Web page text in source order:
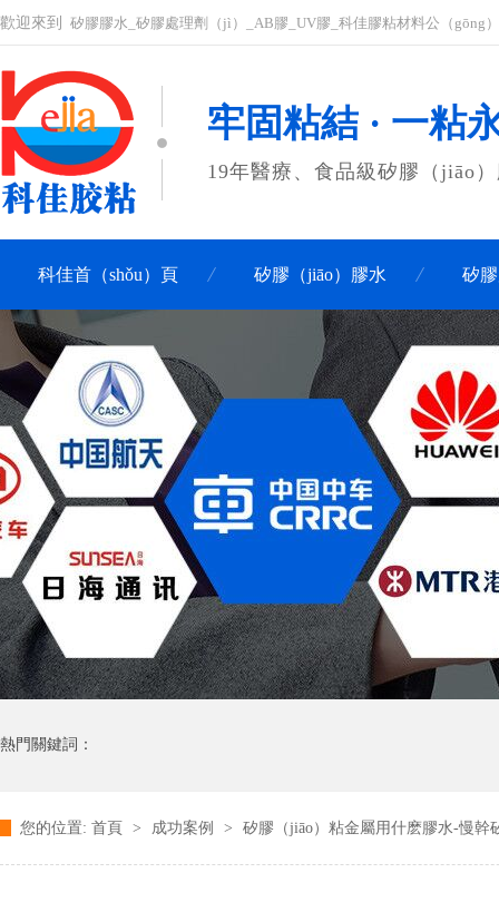
歡迎來到 矽膠膠水_矽膠處理劑（jì）_AB膠_UV膠_科佳膠粘材料公（gōng
牢固粘結 · 一粘
19年醫療、食品級矽膠（jiāo
科佳首（shǒu）頁 矽膠（jiāo）膠水 矽
聯係科佳
熱門關鍵詞：
您的位置: 首頁 > 成功案例 > 矽膠（jiāo）粘金屬用什麽膠水-慢幹